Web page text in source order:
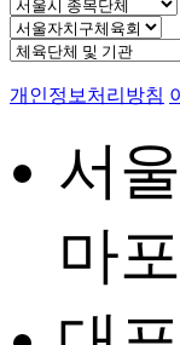
개인정보처리방침
서
마